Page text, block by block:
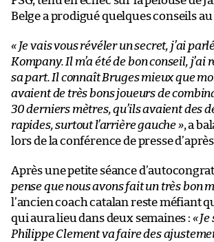
Belge a prodigué quelques conseils au
« Je vais vous révéler un secret, j’ai
Kompany. Il m’a été de bon conseil, j’ai
sa part. Il connaît Bruges mieux que
avaient de très bons joueurs de
30 derniers mètres, qu’ils avaient des
rapides, surtout l’arrière gauche », a
lors de la conférence de presse
Après une petite séance
pense que nous avons fait un très bon
l’ancien coach catalan reste méfiant
qui aura lieu dans deux semaines : «
Philippe Clement va faire des